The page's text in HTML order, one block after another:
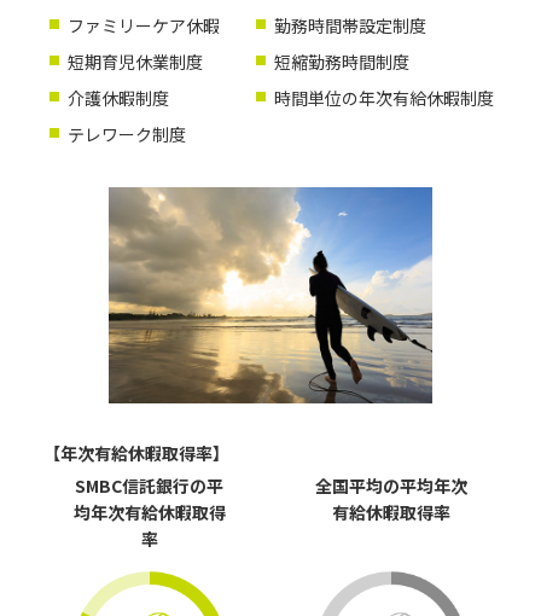
ファミリーケア休暇
短期育児休業制度
介護休暇制度
テレワーク制度
勤務時間帯設定制度
短縮勤務時間制度
時間単位の年次有給休暇制度
【年次有給休暇取得率】
SMBC信託銀行の平
均年次有給休暇取得
率
全国平均の平均年次
有給休暇取得率